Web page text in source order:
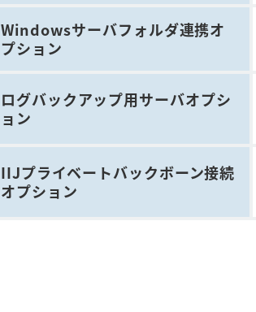
Windowsサーバフォルダ連携オ
プション
ログバックアップ用サーバオプシ
ョン
IIJプライベートバックボーン接続
オプション